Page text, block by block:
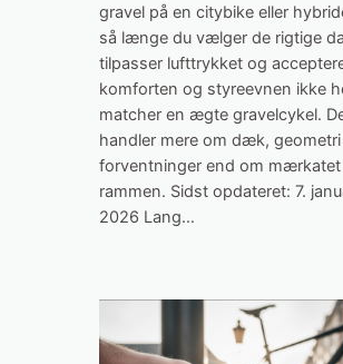
gravel på en citybike eller
så længe du vælger de rigtige
tilpasser lufttrykket og
komforten og styreevnen ikke
matcher en ægte gravelcykel.
handler mere om dæk,
forventninger end om mærkatet
rammen. Sidst opdateret: 7.
2026 Lang…